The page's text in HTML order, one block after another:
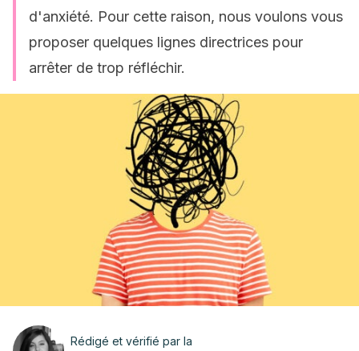
d'anxiété. Pour cette raison, nous voulons vous
proposer quelques lignes directrices pour
arrêter de trop réfléchir.
Rédigé et vérifié par la